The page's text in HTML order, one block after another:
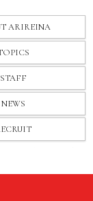
ARIREINA
STAFF
NEWS